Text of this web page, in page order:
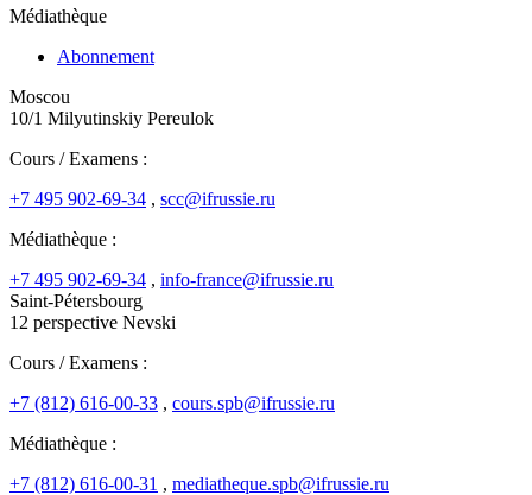
Médiathèque
Abonnement
Moscou
10/1 Milyutinskiy Pereulok
Cours / Examens :
+7 495 902-69-34 , scc@ifrussie.ru
Médiathèque :
+7 495 902-69-34 , info-france@ifrussie.ru
Saint-Pétersbourg
12 perspective Nevski
Cours / Examens :
+7 (812) 616-00-33 , cours.spb@ifrussie.ru
Médiathèque :
+7 (812) 616-00-31 , mediatheque.spb@ifrussie.ru